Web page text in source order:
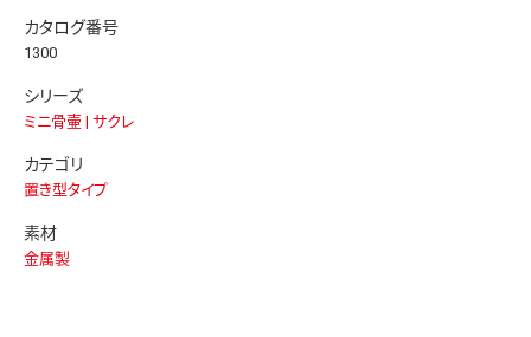
カタログ番号
1300
シリーズ
ミニ骨壷 | サクレ
カテゴリ
置き型タイプ
素材
金属製